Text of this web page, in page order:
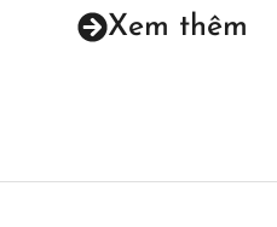
Xem thêm